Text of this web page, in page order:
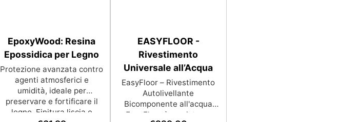
EpoxyWood: Resina
Epossidica per Legno
Protezione avanzata contro
agenti atmosferici e
umidità, ideale per
preservare e fortificare il
legno. Finitura liscia e
EASYFLOOR -
Rivestimento
Universale all’Acqua
EasyFloor – Rivestimento
Autolivellante
Bicomponente all'acqua
EasyFloor è un sistema